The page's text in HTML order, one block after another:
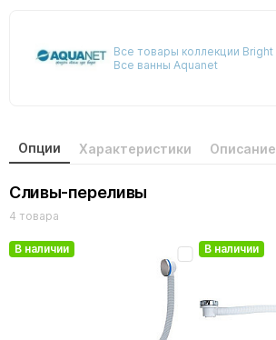
Все товары коллекции Bright
Все ванны Aquanet
Опции Характеристики Описание
Сливы-переливы
4 товара
В наличии В наличии